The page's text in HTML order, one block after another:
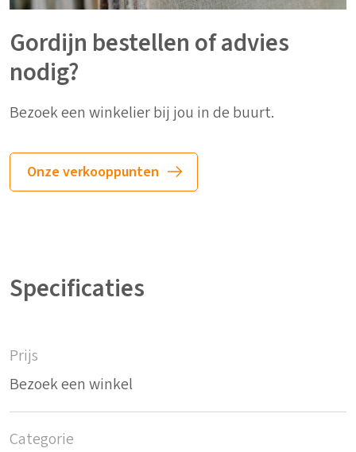
Gordijn bestellen of advies
nodig?
Bezoek een winkelier bij jou in de buurt.
Onze verkooppunten
Specificaties
Prijs
Bezoek een winkel
Categorie